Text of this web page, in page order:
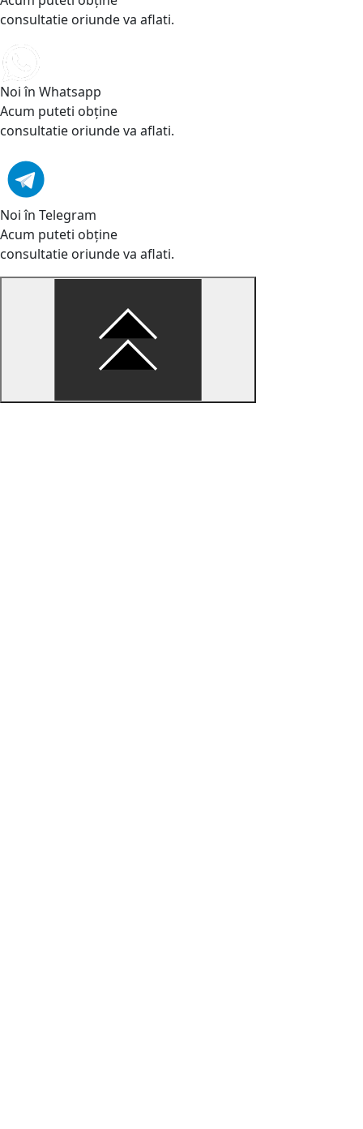
consultatie oriunde va aflati.
Noi în Whatsapp
Acum puteti obține
consultatie oriunde va aflati.
Noi în Telegram
Acum puteti obține
consultatie oriunde va aflati.